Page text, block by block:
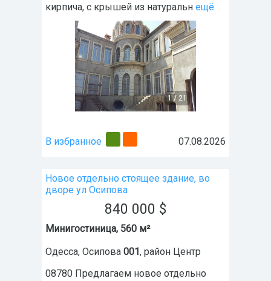
кирпича, с крышей из натуральн ещё
1/ 21
В избранное 07.08.2026
Новое отдельно стоящее здание, во
дворе ул Осипова
840 000 $
Минигостиница, 560 м²
Одесса, Осипова 001, район Центр
08780 Предлагаем новое отдельно